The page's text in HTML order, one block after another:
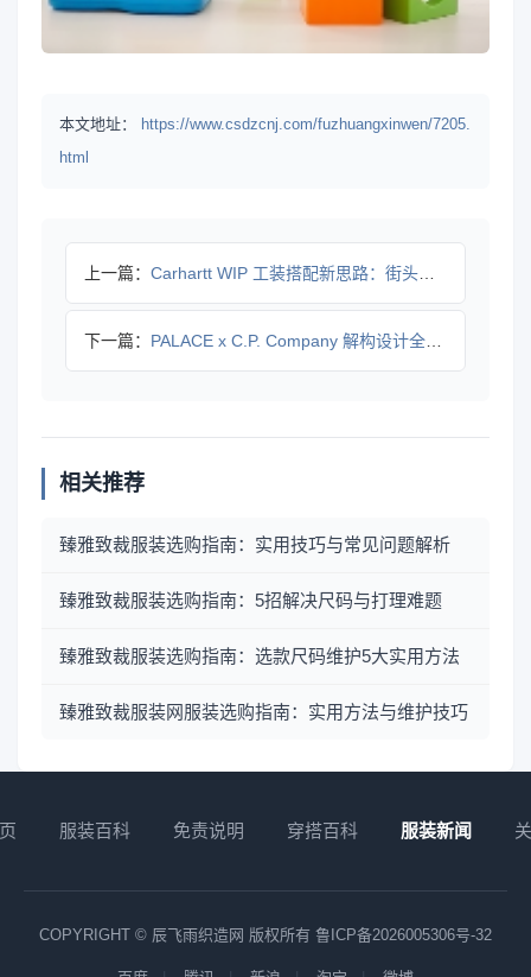
本文地址：
https://www.csdzcnj.com/fuzhuangxinwen/7205.
html
上一篇： Carhartt WIP 工装搭配新思路：街头文化中的造型特
下一篇： PALACE x C.P. Company 解构设计全系列曝
相关推荐
臻雅致裁服装选购指南：实用技巧与常见问题解析
臻雅致裁服装选购指南：5招解决尺码与打理难题
臻雅致裁服装选购指南：选款尺码维护5大实用方法
臻雅致裁服装网服装选购指南：实用方法与维护技巧
服装百科 免责说明 穿搭百科 服装新闻
COPYRIGHT © 辰飞雨织造网 版权所有 鲁ICP备2026005306号-32